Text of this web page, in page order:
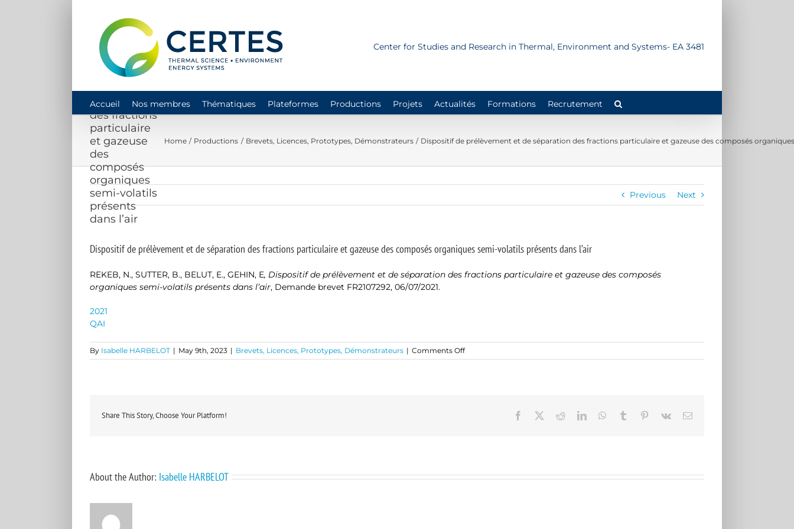
Center for Studies and Research in Thermal, Environment and Systems- EA 3481
Accueil Nos membres Thématiques Plateformes Productions Projets Actualités Formations Recrutement
Dispositif de
prélèvement
et de
séparation
des fractions
particulaire
et gazeuse
des
composés
organiques
semi-volatils
présents
dans l’air
Home Productions Brevets, Licences, Prototypes, Démonstrateurs Dispositif de prélèvement et de séparation des fractions particulaire et gazeuse des composés
Previous Next
Dispositif de prélèvement et de séparation des fractions particulaire et gazeuse des composés organiques semi-volatils présents dans l’air
REKEB, N., SUTTER, B., BELUT, E., GEHIN, E, Dispositif de prélèvement et de séparation des fractions particulaire et gazeuse des composés
organiques semi-volatils présents dans l’air, Demande brevet FR2107292, 06/07/2021.
2021
QAI
By Isabelle HARBELOT | May 9th, 2023 | Brevets, Licences, Prototypes, Démonstrateurs | Comments Offon
Dispositif
des
Share This Story, Choose Your Platform! Facebook RedditLinkedInWhatsApp
Tumblr Pinterest
Vk Email
About the Author: Isabelle HARBELOT